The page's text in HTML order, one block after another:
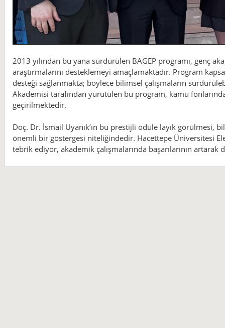
2013 yılından bu yana sürdürülen BAGEP programı, genç
araştırmalarını desteklemeyi amaçlamaktadır. Program
desteği sağlanmakta; böylece bilimsel çalışmaların
Akademisi tarafından yürütülen bu program, kamu
geçirilmektedir.
Doç. Dr. İsmail Uyanık’ın bu prestijli ödüle layık görülmesi,
önemli bir göstergesi niteliğindedir. Hacettepe Üniversitesi
tebrik ediyor, akademik çalışmalarında başarılarının